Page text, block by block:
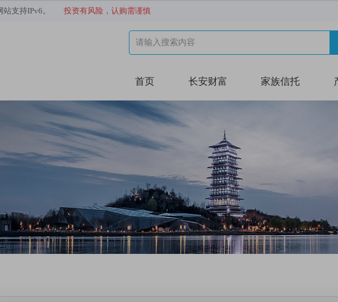
支持IPv6。 投资有风险，认购需谨慎
首页 长安财富 家族信托